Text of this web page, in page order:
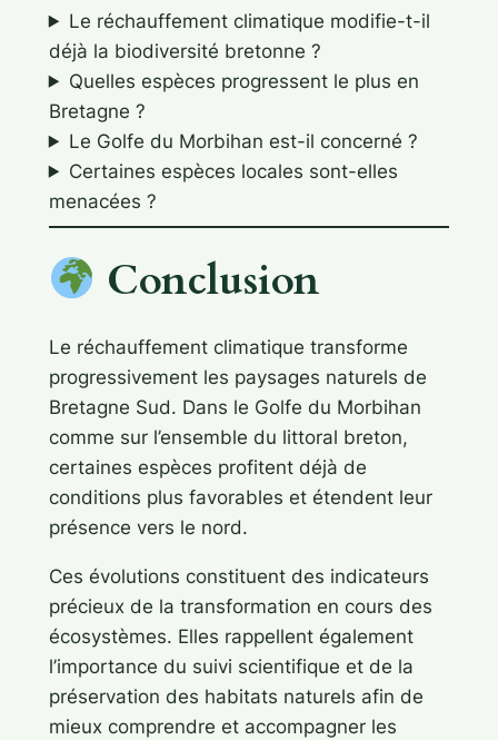
Le réchauffement climatique modifie-t-il
déjà la biodiversité bretonne ?
Quelles espèces progressent le plus en
Bretagne ?
Le Golfe du Morbihan est-il concerné ?
Certaines espèces locales sont-elles
menacées ?
Conclusion
Le réchauffement climatique transforme
progressivement les paysages naturels de
Bretagne Sud. Dans le Golfe du Morbihan
comme sur l’ensemble du littoral breton,
certaines espèces profitent déjà de
conditions plus favorables et étendent leur
présence vers le nord.
Ces évolutions constituent des indicateurs
précieux de la transformation en cours des
écosystèmes. Elles rappellent également
l’importance du suivi scientifique et de la
préservation des habitats naturels afin de
mieux comprendre et accompagner les